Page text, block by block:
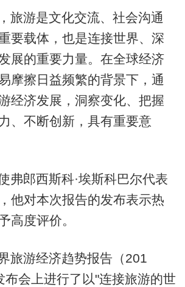
旅游是文化交流、社会沟通
要载体，也是连接世界、深
展的重要力量。在全球经济
摩擦日益频繁的背景下，通
经济发展，洞察变化、把握
、不断创新，具有重要意
弗郎西斯科·埃斯科巴尔代表
他对本次报告的发布表示热
高度评价。
旅游经济趋势报告（201
布会上进行了以"连接旅游的世